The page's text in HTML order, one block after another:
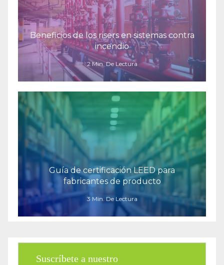
Beneficios de los risers en sistemas contra
incendio
2 Min. De Lectura
Guía de certificación LEED para
fabricantes de producto
3 Min. De Lectura
Suscríbete a nuestro